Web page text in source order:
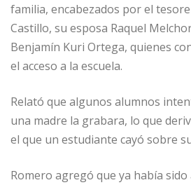
familia, encabezados por el
Castillo, su esposa Raquel
Benjamín Kuri Ortega, quienes
el acceso a la escuela.
Relató que algunos alumnos
una madre la grabara, lo que
el que un estudiante cayó sobre
Romero agregó que ya había sido